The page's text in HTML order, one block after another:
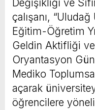
Değişikliği ve
çalışanı,
Eğitim-Öğretim
Geldin Aktifliği
Oryantasyon
Mediko
açarak
öğrencilere